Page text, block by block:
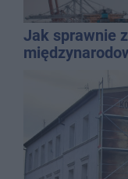
Jak sprawnie